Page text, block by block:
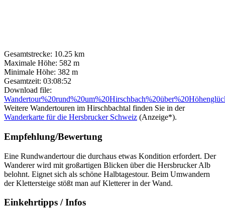
Gesamtstrecke: 10.25 km
Maximale Höhe: 582 m
Minimale Höhe: 382 m
Gesamtzeit: 03:08:52
Download file:
Weitere Wandertouren im Hirschbachtal finden Sie in der
Wanderkarte für die Hersbrucker Schweiz (Anzeige*).
Empfehlung/Bewertung
Eine Rundwandertour die durchaus etwas Kondition erfordert. Der
Wanderer wird mit großartigen Blicken über die Hersbrucker Alb
belohnt. Eignet sich als schöne Halbtagestour. Beim Umwandern
der Klettersteige stößt man auf Kletterer in der Wand.
Einkehrtipps / Infos